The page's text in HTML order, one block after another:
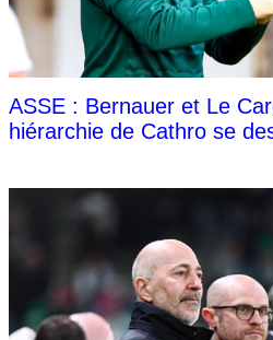
ASSE : Bernauer et Le
hiérarchie de Cathro se